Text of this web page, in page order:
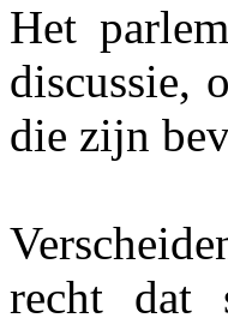
Het
discussie,
die zijn
recht dat